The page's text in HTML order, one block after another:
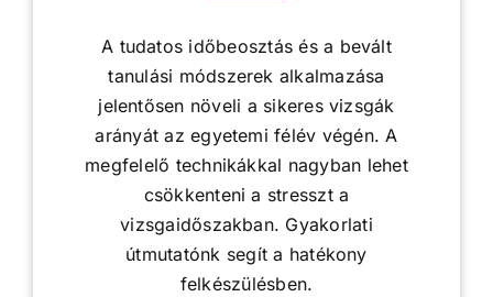
A tudatos időbeosztás és a bevált
tanulási módszerek alkalmazása
jelentősen növeli a sikeres vizsgák
arányát az egyetemi félév végén. A
megfelelő technikákkal nagyban lehet
csökkenteni a stresszt a
vizsgaidőszakban. Gyakorlati
útmutatónk segít a hatékony
felkészülésben.